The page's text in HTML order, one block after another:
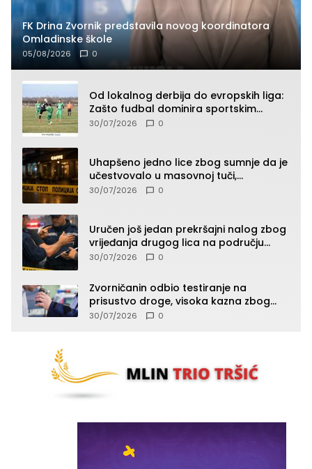
FK Drina Zvornik predstavila novog koordinatora
Omladinske škole
05/08/2026 0
Od lokalnog derbija do evropskih liga:
Zašto fudbal dominira sportskim
klađenjem
30/07/2026 0
Uhapšeno jedno lice zbog sumnje da je
učestvovalo u masovnoj tuči,
maloljetnik zadobio povrede
30/07/2026 0
Uručen još jedan prekršajni nalog zbog
vrijeđanja drugog lica na području
Zvornika
30/07/2026 0
Zvorničanin odbio testiranje na
prisustvo droge, visoka kazna zbog
kršenja Zakona o osnovama
30/07/2026 0